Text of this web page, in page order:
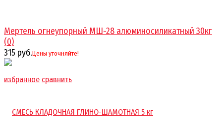
избранное сравнить
Мертель огнеупорный МШ-28 алюминосиликатный 30кг
(0)
315 руб.Цены уточняйте!